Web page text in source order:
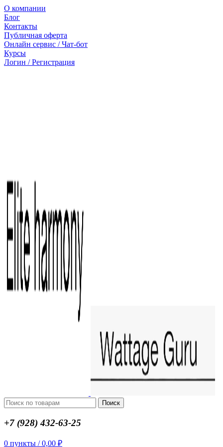
О компании
Блог
Контакты
Публичная оферта
Онлайн сервис / Чат-бот
Курсы
Логин / Регистрация
Поиск
+7 (928) 432-63-25
0 пункты / 0,00 ₽